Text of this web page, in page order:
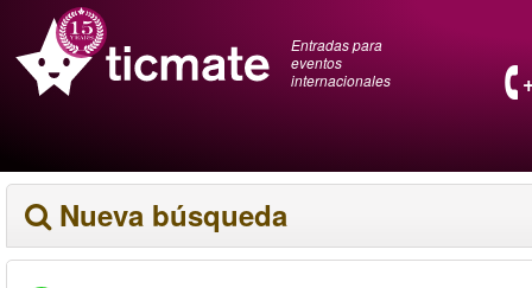
Entradas para
eventos
internacionales
Nueva búsqueda